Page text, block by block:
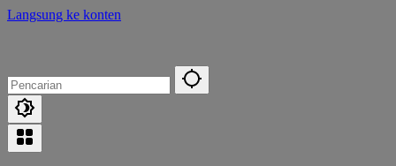
Langsung ke konten